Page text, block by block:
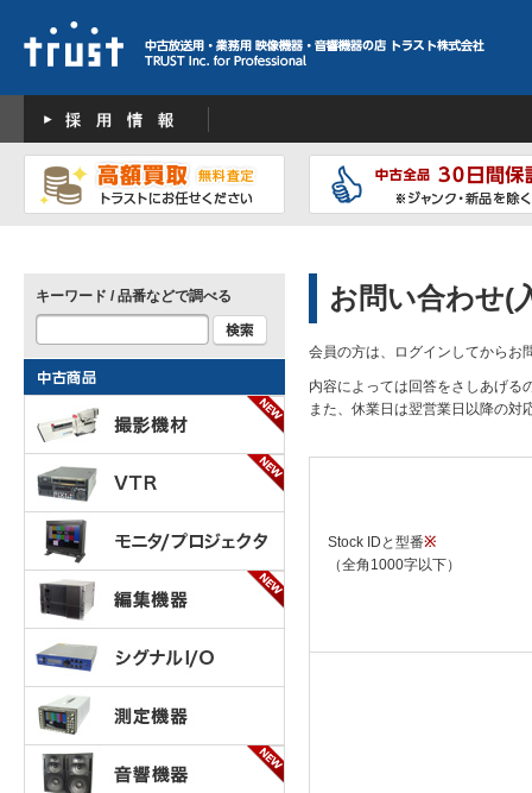
お問い合わせ(
会員の方は、ログインしてからお
内容によっては回答をさしあげる
また、休業日は翌営業日以降の対
Stock IDと型番※
（全角1000字以下）
キーワード / 品番などで調べる